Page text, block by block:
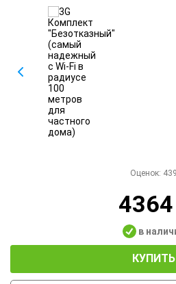
Оценок: 439
в
КУПИТЬ